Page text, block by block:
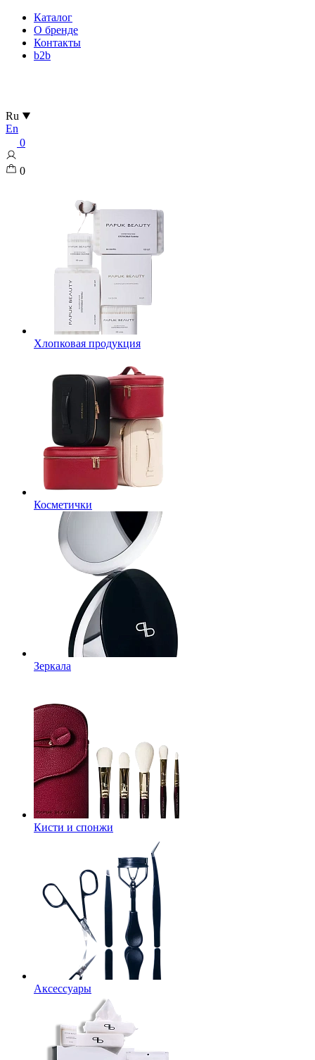
Каталог
О бренде
Контакты
b2b
Ru
En
0
0
Хлопковая продукция
Косметички
Зеркала
Кисти и спонжи
Аксессуары